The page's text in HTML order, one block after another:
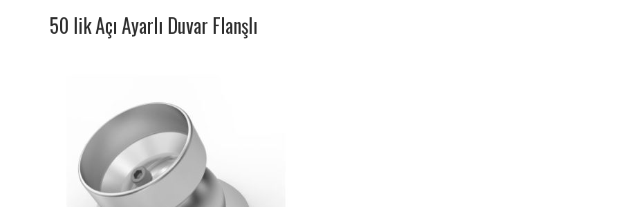
50 lik Açı Ayarlı Duvar Flanşlı